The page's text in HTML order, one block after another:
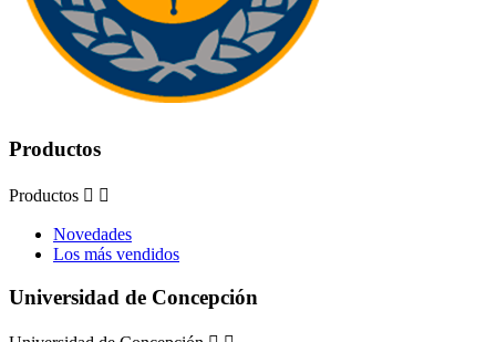
Productos
Productos  
Novedades
Los más vendidos
Universidad de Concepción